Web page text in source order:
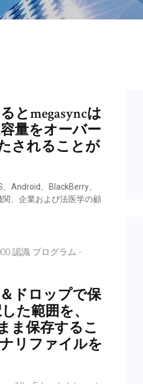
とmegasyncは
量をオーバー
されることが
Android、BlackBerry、
、企業および法医学の顧
認識 プログラム -
ドロップで保
た範囲を、
ま保存するこ
リファイルを